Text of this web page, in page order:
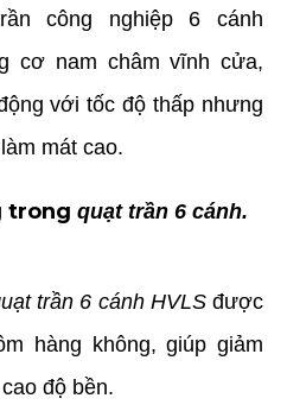
công nghiệp 6 cánh
cơ nam châm vĩnh cửa,
với tốc độ thấp nhưng
mát cao.
trong quạt trần 6 cánh.
trần 6 cánh HVLSđược
hàng không, giúp giảm
độ bền.